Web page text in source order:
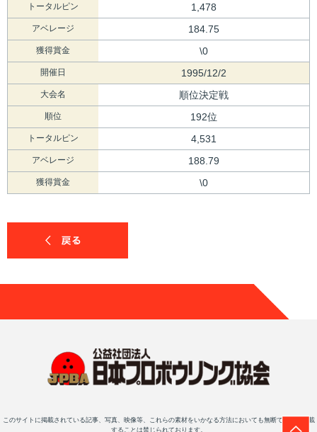
トータルピン 1,478
アベレージ 184.75
獲得賞金 \0
開催日 1995/12/2
大会名 順位決定戦
順位 192位
トータルピン 4,531
アベレージ 188.79
獲得賞金 \0
このサイトに掲載されている記事、写真、映像等、これらの素材をいかなる方法においても無断で複写・転載
することは禁じられております。